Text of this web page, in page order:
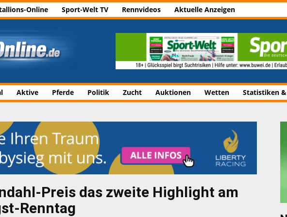
Online Sport-Welt TV Rennvideos Aktuelle Anzeigen
Aktive Pferde Politik Zucht Auktionen Wetten Statistiken
Preis das zweite Highlight am
Renntag